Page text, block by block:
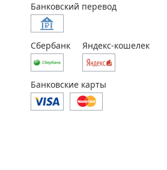
Банковский перевод
Сбербанк Яндекс-кошелек
Банковские карты